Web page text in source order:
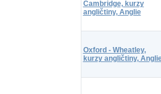
Cambridge, kurzy
angličtiny, Anglie
Oxford - Wheatley,
kurzy angličtiny,